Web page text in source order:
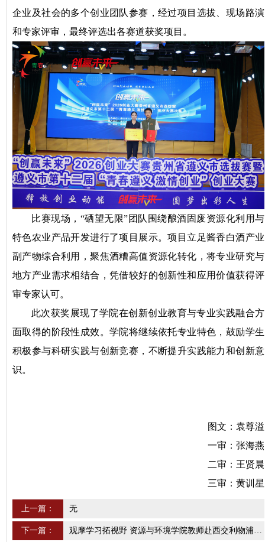
企业及社会的多个创业团队参赛，经过项目选拔、现场路演
和专家评审，最终评选出各赛道获奖项目。
比赛现场，“硒望无限”团队围绕酿酒固废资源化利用与
特色农业产品开发进行了项目展示。项目立足酱香白酒产业
副产物综合利用，聚焦酒糟高值资源化转化，将专业研究与
地方产业需求相结合，凭借较好的创新性和应用价值获得评
审专家认可。
此次获奖展现了学院在创新创业教育与专业实践融合方
面取得的阶段性成效。学院将继续依托专业特色，鼓励学生
积极参与科研实践与创新竞赛，不断提升实践能力和创新意
识。
图文：袁尊溢
一审：张海燕
二审：王贤晨
三审：黄训星
上一篇： 无
下一篇：